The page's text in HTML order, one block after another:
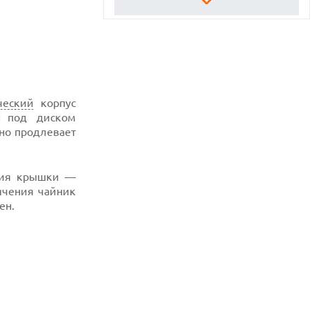
корпус
под диском
продлевает
крышки —
чайник